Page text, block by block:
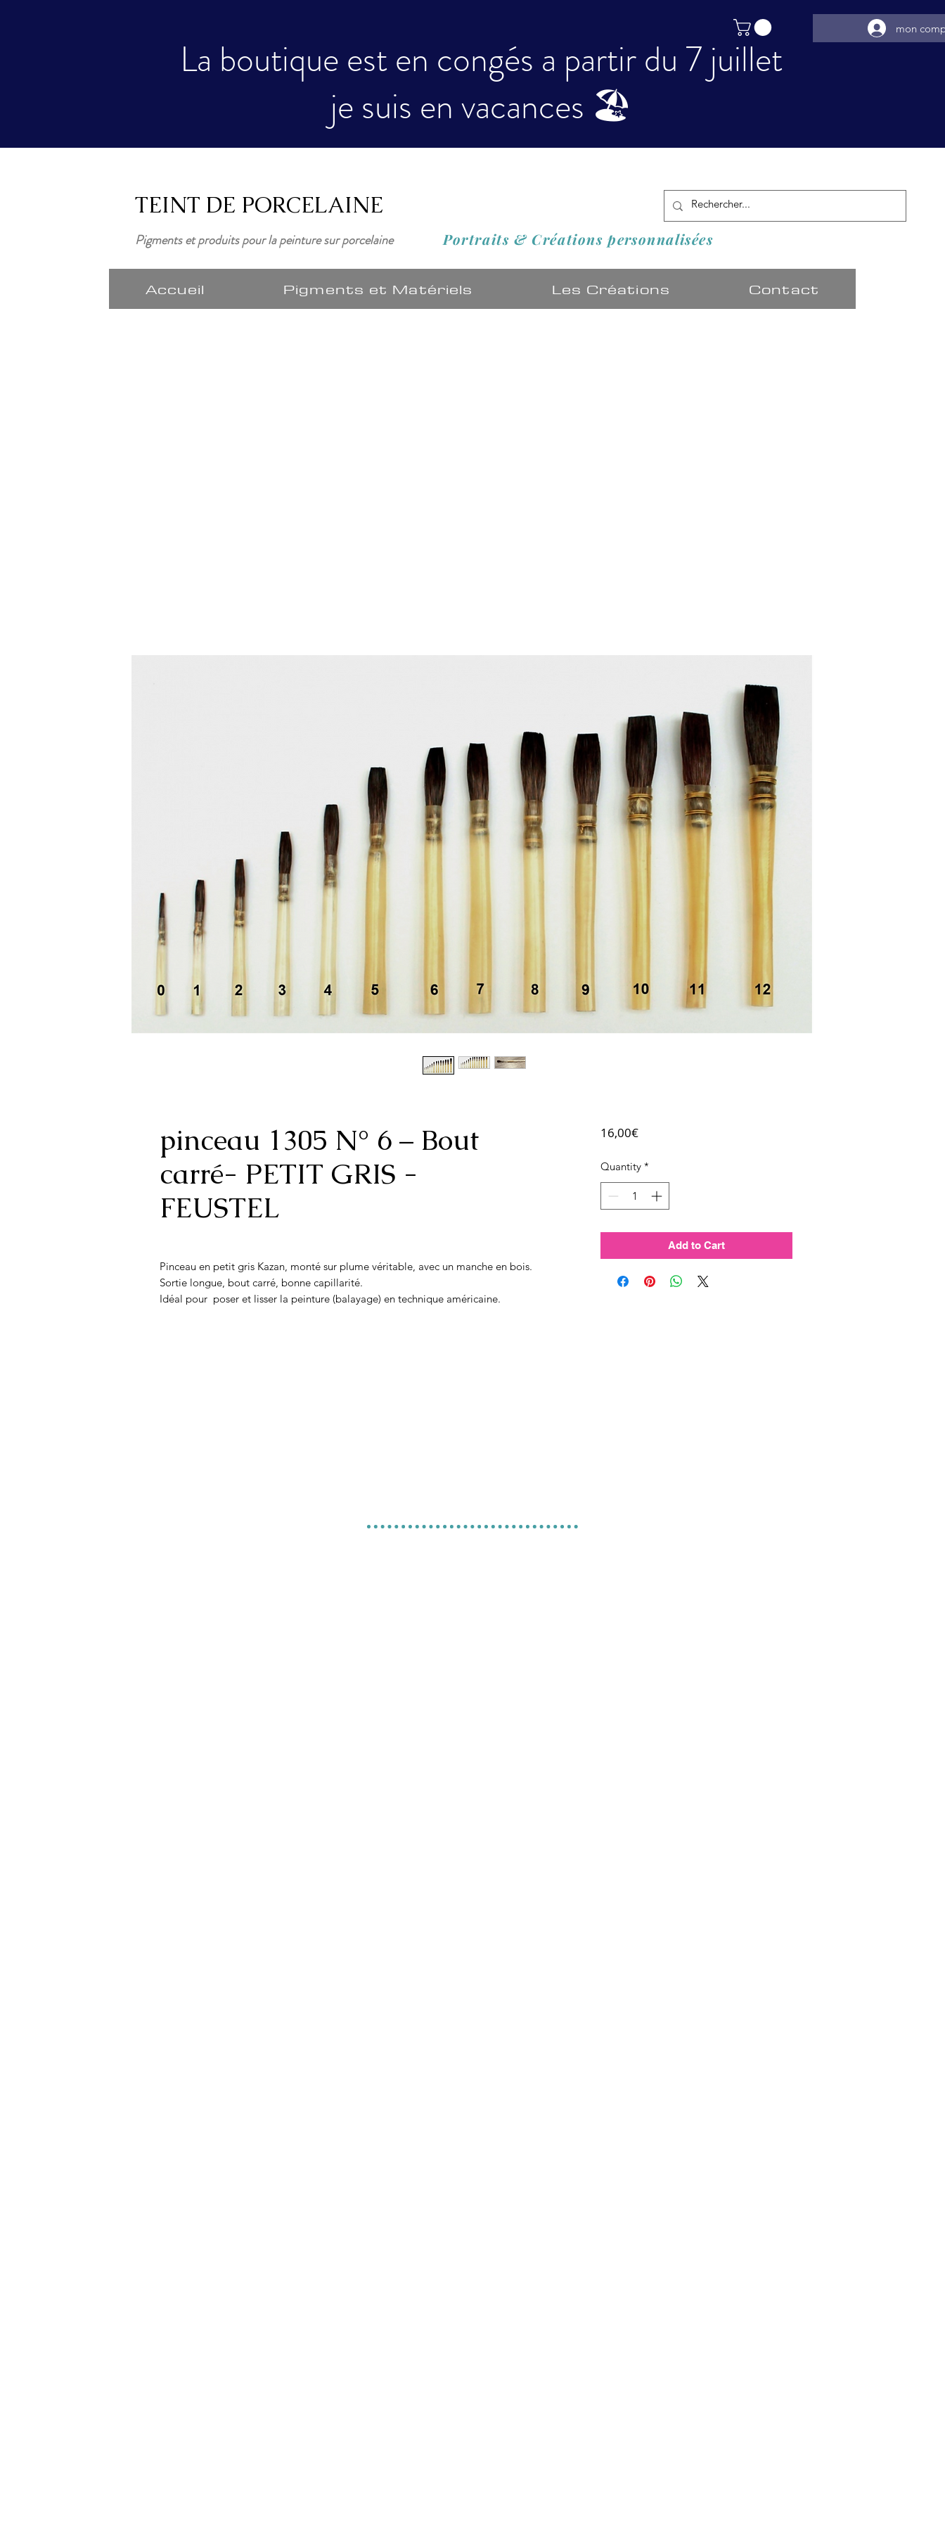
La boutique est en congés a partir du 7 juillet
je suis en vacances 🏖️
mon
TEINT DE PORCELAINE
Portraits & Créationspersonnalisées
Pigments et produits pour la peinture sur porcelaine
Accueil Pigments et Matériels Les Créations Contact
pinceau 1305 N° 6 – Bout
carré- PETIT GRIS -
FEUSTEL
Pinceau en petit gris Kazan, monté sur plume véritable, avec un manche en bois.
Sortie longue, bout carré, bonne capillarité.
Idéal pour poser et lisser la peinture (balayage) en technique américaine.
16,00€Price
Quantity *
Add to Cart